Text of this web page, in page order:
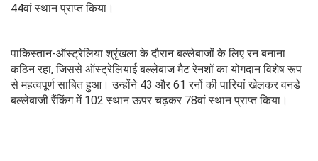
44वां स्थान प्राप्त किया।
पाकिस्तान-ऑस्ट्रेलिया श्रृंखला के दौरान बल्लेबाजों के लिए रन बनाना
कठिन रहा, जिससे ऑस्ट्रेलियाई बल्लेबाज मैट रेनशॉ का योगदान विशेष रूप
से महत्वपूर्ण साबित हुआ। उन्होंने 43 और 61 रनों की पारियां खेलकर वनडे
बल्लेबाजी रैंकिंग में 102 स्थान ऊपर चढ़कर 78वां स्थान प्राप्त किया।